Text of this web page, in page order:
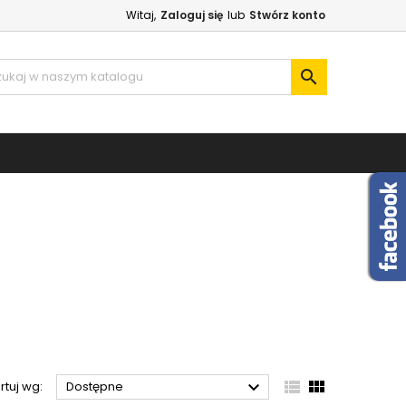
Witaj, Zaloguj się lub Stwórz konto

wg: Dostępne   